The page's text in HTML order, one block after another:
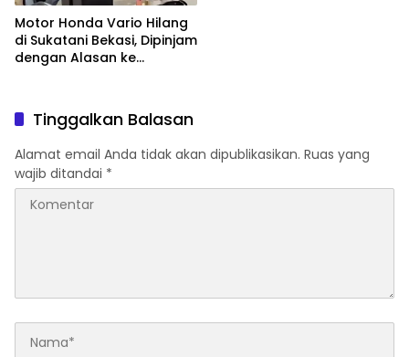
Motor Honda Vario Hilang
di Sukatani Bekasi, Dipinjam
dengan Alasan ke
Tinggalkan Balasan
Alamat email Anda tidak akan dipublikasikan. Ruas yang
wajib ditandai *